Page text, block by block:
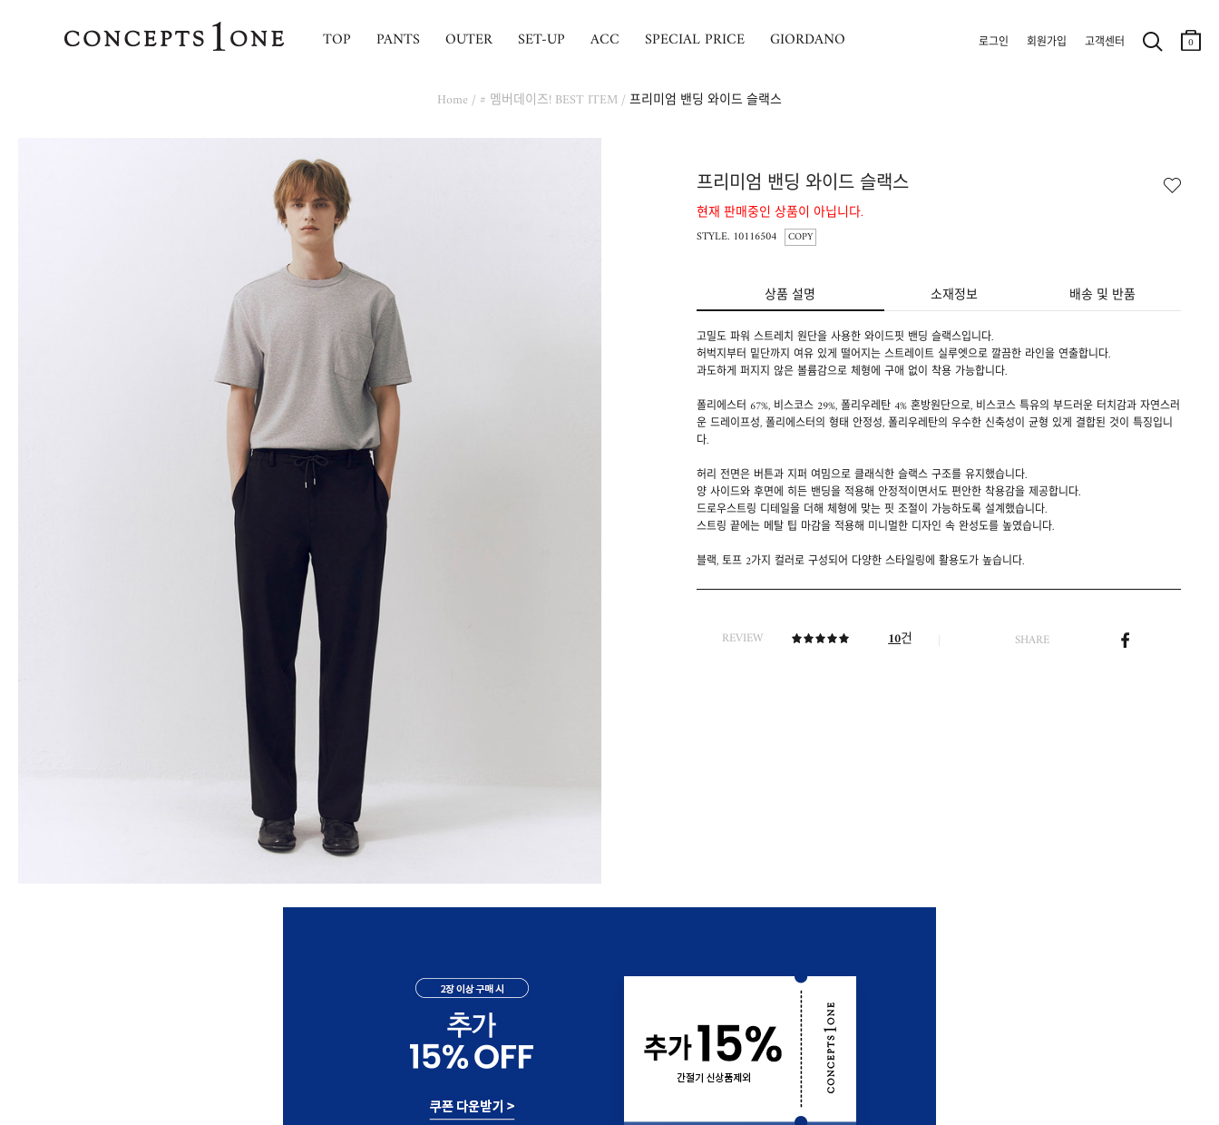
TOP PANTS OUTER SET-UP ACC SPECIAL PRICE GIORDANO 로그인 회원가입 고객센터 0
Home / # 멤버데이즈! BEST ITEM/ 프리미엄 밴딩 와이드 슬랙스
프리미엄 밴딩 와이드 슬랙스
현재 판매중인 상품이 아닙니다.
STYLE. 10116504 COPY
상품 설명 소재정보 배송 및 반품
고밀도 파워 스트레치 원단을 사용한 와이드핏 밴딩 슬랙스입니다.
허벅지부터 밑단까지 여유 있게 떨어지는 스트레이트 실루엣으로 깔끔한 라인을 연출합니다.
과도하게 퍼지지 않은 볼륨감으로 체형에 구애 없이 착용 가능합니다.
폴리에스터 67%, 비스코스 29%, 폴리우레탄 4% 혼방원단으로, 비스코스 특유의 부드러운 터치감과 자연스러
운 드레이프성, 폴리에스터의 형태 안정성, 폴리우레탄의 우수한 신축성이 균형 있게 결합된 것이 특징입니
다.
허리 전면은 버튼과 지퍼 여밈으로 클래식한 슬랙스 구조를 유지했습니다.
양 사이드와 후면에 히든 밴딩을 적용해 안정적이면서도 편안한 착용감을 제공합니다.
드로우스트링 디테일을 더해 체형에 맞는 핏 조절이 가능하도록 설계했습니다.
스트링 끝에는 메탈 팁 마감을 적용해 미니멀한 디자인 속 완성도를 높였습니다.
블랙, 토프 2가지 컬러로 구성되어 다양한 스타일링에 활용도가 높습니다.
REVIEW 10건 SHARE